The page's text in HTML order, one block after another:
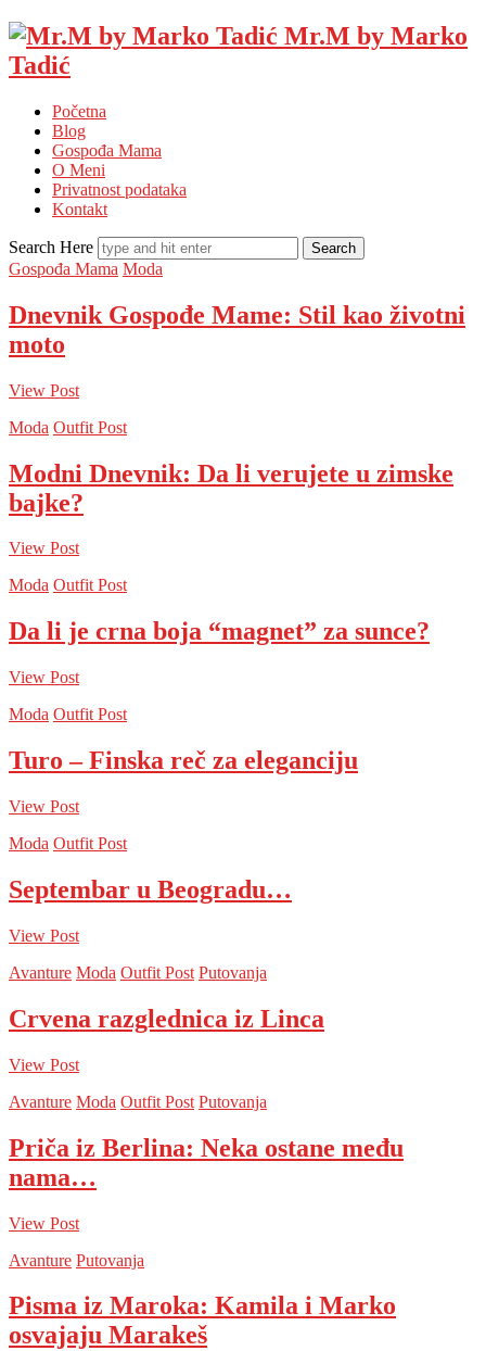
Mr.M by Marko
Tadić
Početna
Blog
Gospođa Mama
O Meni
Privatnost podataka
Kontakt
Search Here
Gospođa Mama Moda
Dnevnik Gospođe Mame: Stil kao životni
moto
View Post
Moda Outfit Post
Modni Dnevnik: Da li verujete u zimske
bajke?
View Post
Moda Outfit Post
Da li je crna boja “magnet” za sunce?
View Post
Moda Outfit Post
Turo – Finska reč za eleganciju
View Post
Moda Outfit Post
Septembar u Beogradu…
View Post
Avanture Moda Outfit Post Putovanja
Crvena razglednica iz Linca
View Post
Avanture Moda Outfit Post Putovanja
Priča iz Berlina: Neka ostane među
nama…
View Post
Avanture Putovanja
Pisma iz Maroka: Kamila i Marko
osvajaju Marakeš